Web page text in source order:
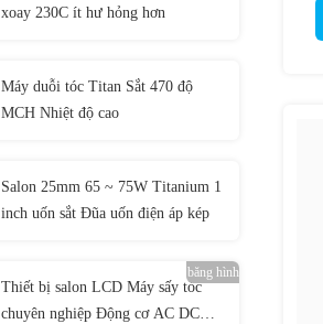
xoay 230C ít hư hỏng hơn
Máy duỗi tóc Titan Sắt 470 độ
MCH Nhiệt độ cao
Salon 25mm 65 ~ 75W Titanium 1
inch uốn sắt Đũa uốn điện áp kép
băng hình
Thiết bị salon LCD Máy sấy tóc
chuyên nghiệp Động cơ AC DC